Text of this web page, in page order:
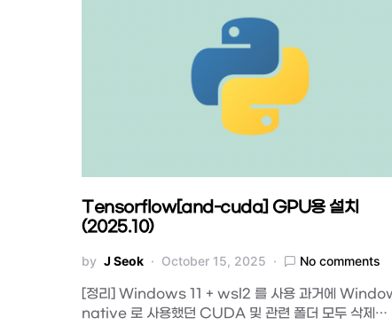
Tensorflow[and-cuda] GPU용 설치
(2025.10)
by J Seok October 15, 2025 No comments
[정리] Windows 11 + wsl2 를 사용 과거에
native 로 사용했던 CUDA 및 관련 폴더 모두 삭제…